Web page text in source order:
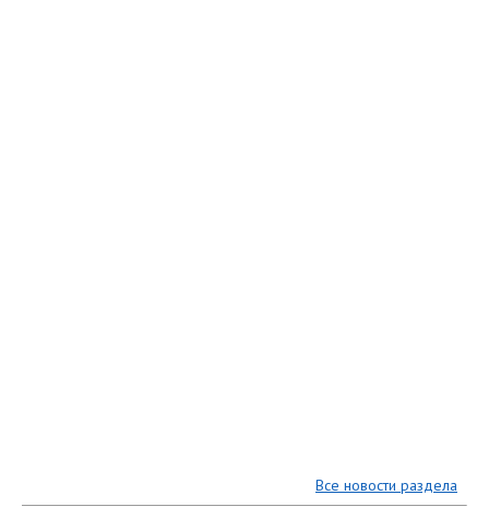
Все новости раздела